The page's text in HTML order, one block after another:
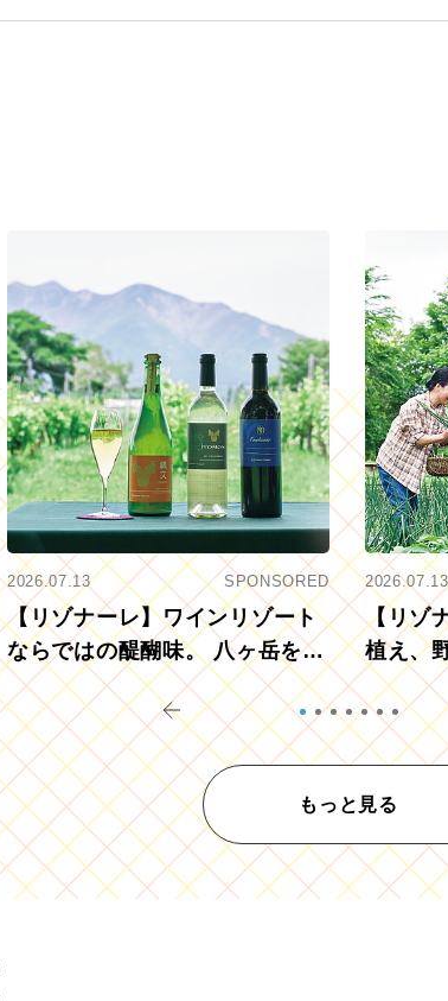
2026.07.13 SPONSORED
【リゾナーレ】ワインリゾート
ならではの醍醐味。 八ヶ岳を望
むブドウ畑でアペロ
2026.07.13
【リゾ
植え、
リツー
もっと見る